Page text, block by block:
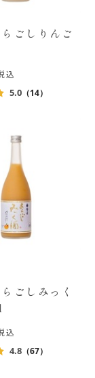
ごしりんご
込
5.0 （14）
ごしみっく
込
4.8 （67）